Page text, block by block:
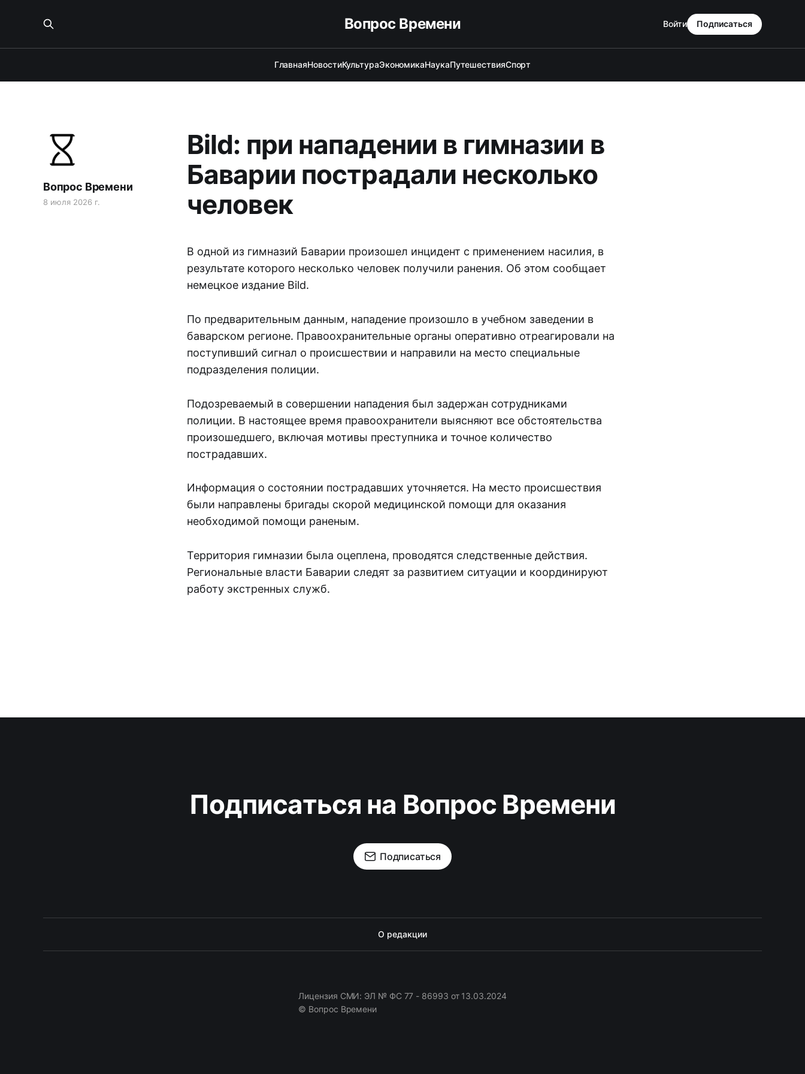
Вопрос Времени
ГлавнаяНовостиКультураЭкономикаНаукаПутешествияСпорт
Войти Подписаться
Bild: при нападении в гимназии в
Баварии пострадали несколько
человек
Вопрос Времени
8 июля 2026 г.
В одной из гимназий Баварии произошел инцидент с применением насилия, в
результате которого несколько человек получили ранения. Об этом сообщает
немецкое издание Bild.
По предварительным данным, нападение произошло в учебном заведении в
баварском регионе. Правоохранительные органы оперативно отреагировали на
поступивший сигнал о происшествии и направили на место специальные
подразделения полиции.
Подозреваемый в совершении нападения был задержан сотрудниками
полиции. В настоящее время правоохранители выясняют все обстоятельства
произошедшего, включая мотивы преступника и точное количество
пострадавших.
Информация о состоянии пострадавших уточняется. На место происшествия
были направлены бригады скорой медицинской помощи для оказания
необходимой помощи раненым.
Территория гимназии была оцеплена, проводятся следственные действия.
Региональные власти Баварии следят за развитием ситуации и координируют
работу экстренных служб.
Подписаться на Вопрос Времени
Подписаться
О редакции
Лицензия СМИ: ЭЛ № ФС 77 - 86993 от 13.03.2024
© Вопрос Времени